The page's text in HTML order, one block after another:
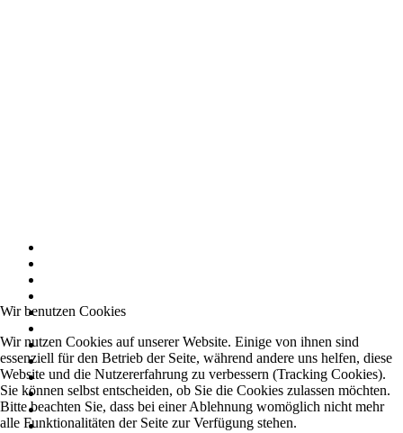
Wir benutzen Cookies
Wir nutzen Cookies auf unserer Website. Einige von ihnen sind
essenziell für den Betrieb der Seite, während andere uns helfen, diese
Website und die Nutzererfahrung zu verbessern (Tracking Cookies).
Sie können selbst entscheiden, ob Sie die Cookies zulassen möchten.
Bitte beachten Sie, dass bei einer Ablehnung womöglich nicht mehr
alle Funktionalitäten der Seite zur Verfügung stehen.